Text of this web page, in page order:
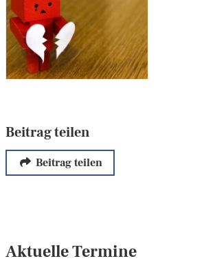
Beitrag teilen
Beitrag teilen
Aktuelle Termine